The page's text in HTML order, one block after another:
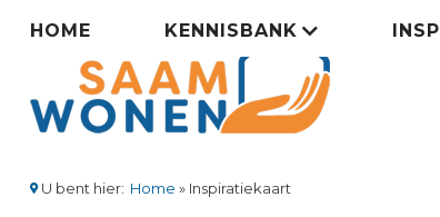
gaan
Zorgsaamwonen
menu
HOME KENNISBANK
U bent hier: Home Inspiratiekaart